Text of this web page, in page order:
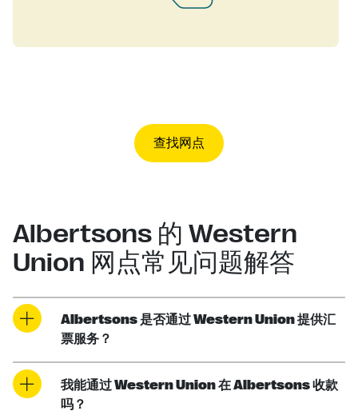
查找网点
Albertsons 的 Western
Union 网点常见问题解答
Albertsons 是否通过 Western Union 提供汇
票服务？
我能通过 Western Union 在 Albertsons 收款
吗？